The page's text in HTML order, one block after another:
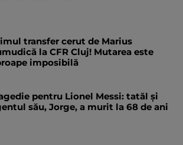
transfer cerut de Marius
la CFR Cluj! Mutarea este
imposibilă
pentru Lionel Messi: tatăl și
său, Jorge, a murit la 68 de ani